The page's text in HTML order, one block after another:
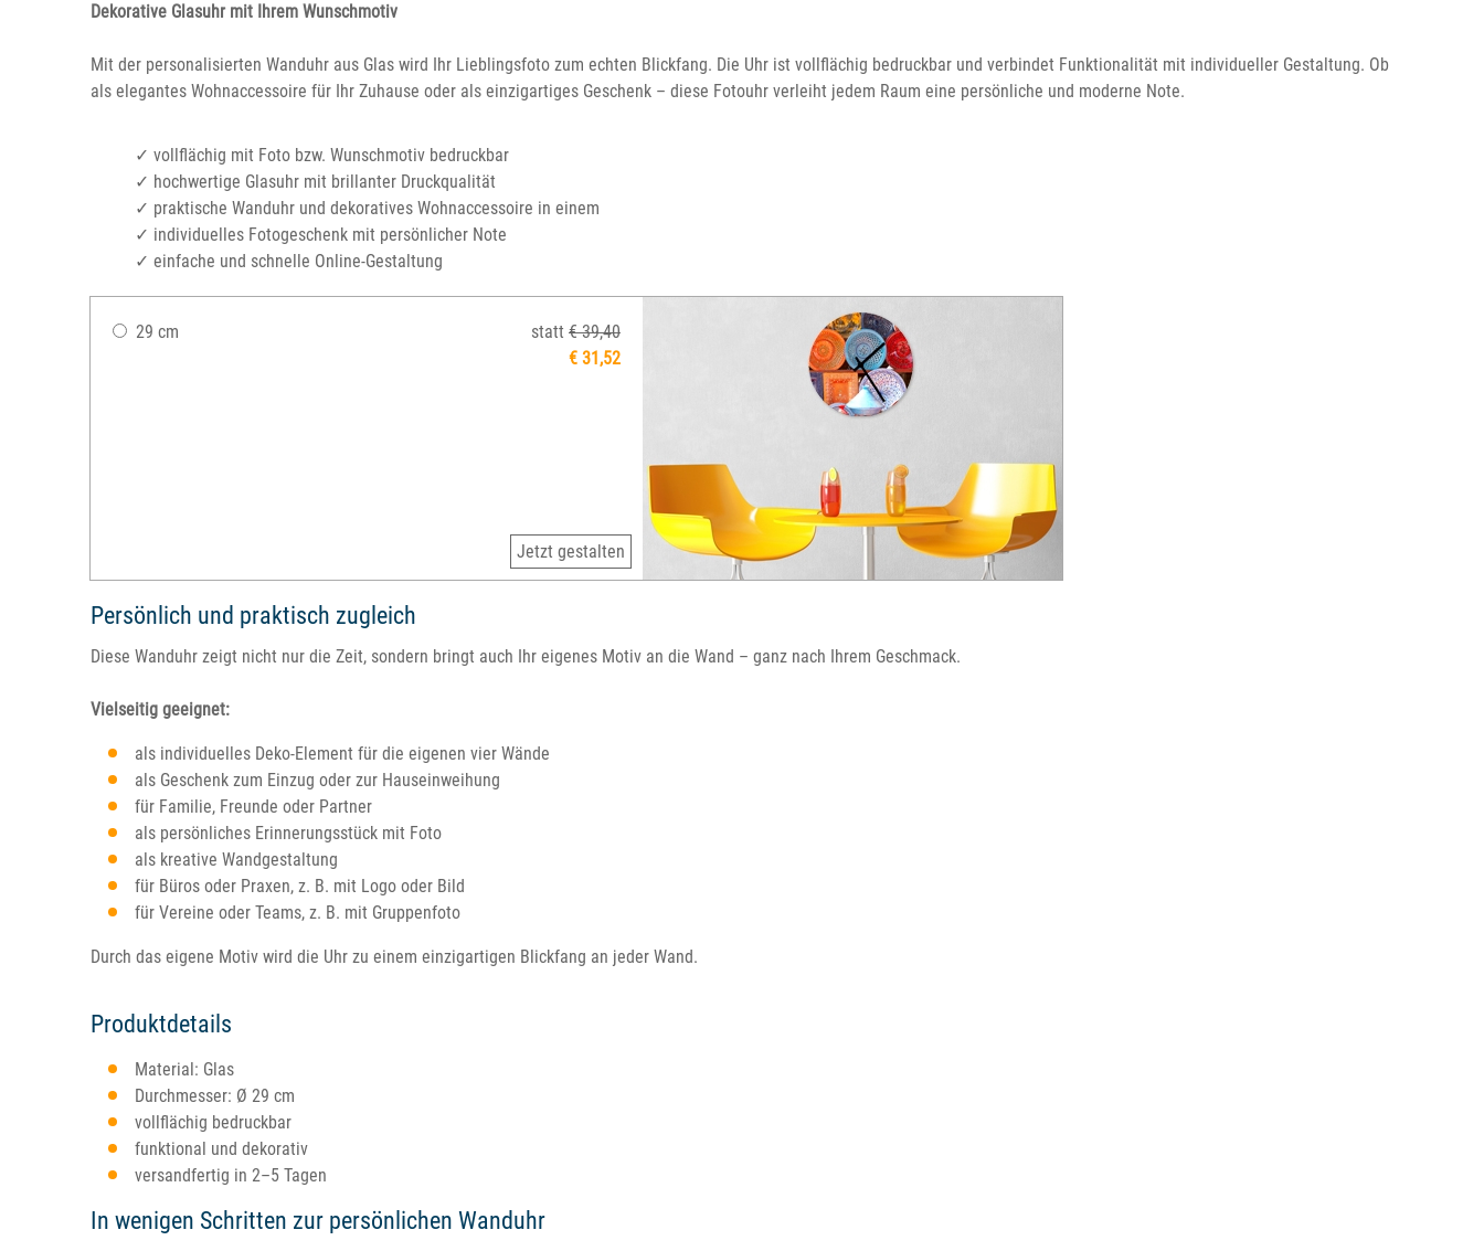
Dekorative Glasuhr mit Ihrem Wunschmotiv
Mit der personalisierten Wanduhr aus Glas wird Ihr Lieblingsfoto zum echten Blickfang. Die Uhr ist vollflächig bedruckbar und verbindet Funktionalität mit individueller Gestaltung. Ob
als elegantes Wohnaccessoire für Ihr Zuhause oder als einzigartiges Geschenk – diese Fotouhr verleiht jedem Raum eine persönliche und moderne Note.
✓ vollflächig mit Foto bzw. Wunschmotiv bedruckbar
✓ hochwertige Glasuhr mit brillanter Druckqualität
✓ praktische Wanduhr und dekoratives Wohnaccessoire in einem
✓ individuelles Fotogeschenk mit persönlicher Note
✓ einfache und schnelle Online-Gestaltung
29 cm statt € 39,40
€ 31,52
Jetzt gestalten
Persönlich und praktisch zugleich
Diese Wanduhr zeigt nicht nur die Zeit, sondern bringt auch Ihr eigenes Motiv an die Wand – ganz nach Ihrem Geschmack.
Vielseitig geeignet:
als individuelles Deko-Element für die eigenen vier Wände
als Geschenk zum Einzug oder zur Hauseinweihung
für Familie, Freunde oder Partner
als persönliches Erinnerungsstück mit Foto
als kreative Wandgestaltung
für Büros oder Praxen, z. B. mit Logo oder Bild
für Vereine oder Teams, z. B. mit Gruppenfoto
Durch das eigene Motiv wird die Uhr zu einem einzigartigen Blickfang an jeder Wand.
Produktdetails
Material: Glas
Durchmesser: Ø 29 cm
vollflächig bedruckbar
funktional und dekorativ
versandfertig in 2–5 Tagen
In wenigen Schritten zur persönlichen Wanduhr